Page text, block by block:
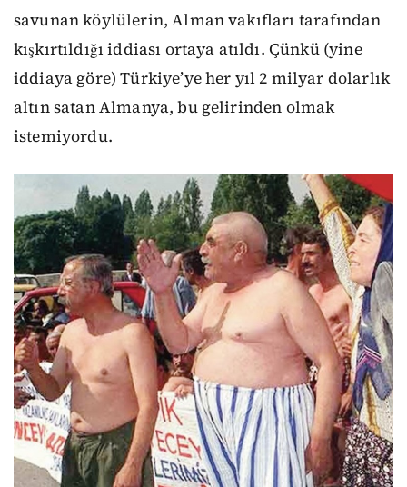
savunan köylülerin, Alman vakıfları tarafından
kışkırtıldığı iddiası ortaya atıldı. Çünkü (yine
iddiaya göre) Türkiye’ye her yıl 2 milyar dolarlık
altın satan Almanya, bu gelirinden olmak
istemiyordu.